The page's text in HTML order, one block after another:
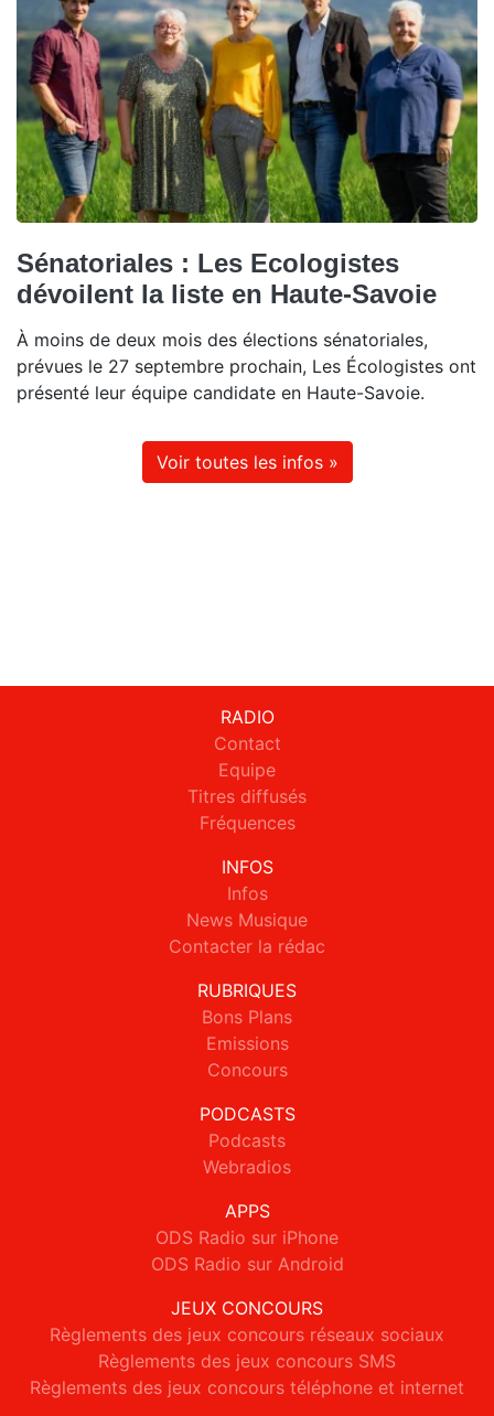
Sénatoriales : Les Ecologistes
dévoilent la liste en Haute-Savoie
À moins de deux mois des élections sénatoriales,
prévues le 27 septembre prochain, Les Écologistes ont
présenté leur équipe candidate en Haute-Savoie.
Voir toutes les infos »
RADIO
Contact
Equipe
Titres diffusés
Fréquences
INFOS
Infos
News Musique
Contacter la rédac
RUBRIQUES
Bons Plans
Emissions
Concours
PODCASTS
Podcasts
Webradios
APPS
ODS Radio sur iPhone
ODS Radio sur Android
JEUX CONCOURS
Règlements des jeux concours réseaux sociaux
Règlements des jeux concours SMS
Règlements des jeux concours téléphone et internet